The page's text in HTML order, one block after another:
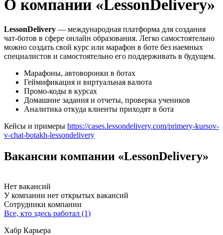
О компании «LessonDelivery»
LessonDelivery — международная платформа для создания
чат-ботов в сфере онлайн образования. Легко самостоятельно
можно создать свой курс или марафон в боте без наемных
специалистов и самостоятельно его поддерживать в будущем.
Марафоны, автоворонки в ботах
Геймификация и виртуальная валюта
Промо-коды в курсах
Домашние задания и отчеты, проверка учеников
Аналитика откуда клиенты приходят в бота
Кейсы и примеры https://cases.lessondelivery.com/primery-kursov-
v-chat-botakh-lessondelivery
Вакансии компании «LessonDelivery»
Нет вакансий
У компании нет открытых вакансий
Сотрудники компании
Все, кто здесь работал (1)
Хабр Карьера